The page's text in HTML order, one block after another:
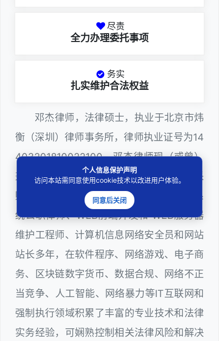
尽责
全力办理委托事项
务实
扎实维护合法权益
邓杰律师，法律硕士，执业于北京市炜
衡（深圳）律师事务所，律师执业证号为14
403201810022100。邓杰律师现（或曾）
兼任深圳市人民政府听证员、深圳市政府采
购评审专家（法律类），深圳市某区政府系
统公职律师、WEB前端开发和 WEB服务器
维护工程师、计算机信息网络安全员和网站
站长多年，在软件程序、网络游戏、电子商
务、区块链数字货币、数据合规、网络不正
当竞争、人工智能、网络暴力等IT互联网和
强制执行领域积累了丰富的专业技术和法律
实务经验，可娴熟控制相关法律风险和解决
个人信息保护声明
访问本站需同意使用cookie技术以改进用户体验。
同意后关闭